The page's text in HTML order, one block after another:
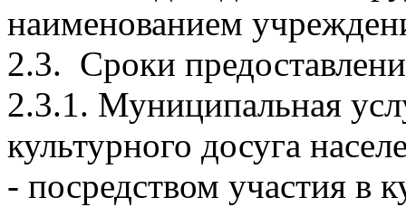
наименованием
2.3. Сроки
2.3.1. Муниципальная
культурного досуга
- посредством участия в